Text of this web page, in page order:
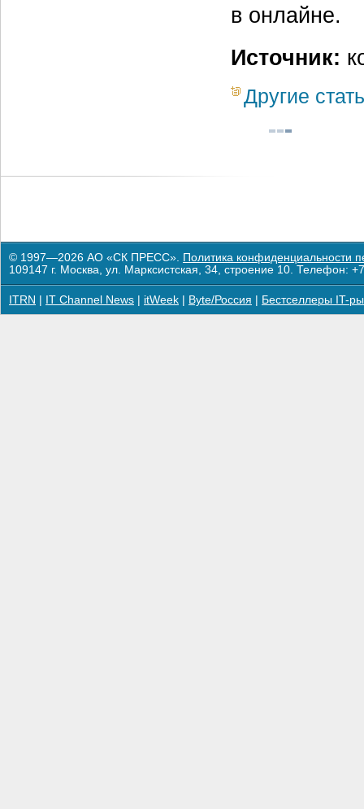
в онлайне.
Источник:
Другие
© 1997—2026 АО «СК ПРЕСС». Политика конфиденциальности
109147 г. Москва, ул. Марксистская, 34, строение 10. Телефон:
ITRN IT Channel News itWeek Byte/Россия Бестселлеры IT-